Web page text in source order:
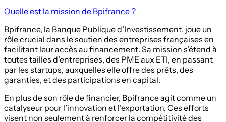
Quelle est la mission de Bpifrance ?
Bpifrance, la Banque Publique d’Investissement, joue un
rôle crucial dans le soutien des entreprises françaises en
facilitant leur accès au financement. Sa mission s’étend à
toutes tailles d’entreprises, des PME aux ETI, en passant
par les startups, auxquelles elle offre des prêts, des
garanties, et des participations en capital.
En plus de son rôle de financier, Bpifrance agit comme un
catalyseur pour l’innovation et l’exportation. Ces efforts
visent non seulement à renforcer la compétitivité des